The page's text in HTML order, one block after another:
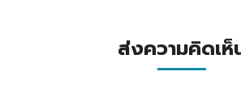
ส่งความคิดเห็